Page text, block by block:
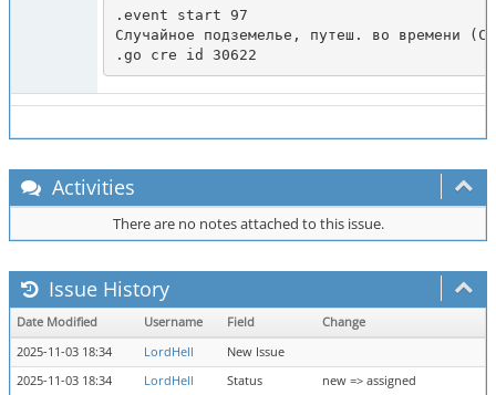
.event start 97
Случайное подземелье, путеш. во времени
Activities
There are no notes attached to this issue.
Issue History
Date Modified Username Field
Change
2025-11-03 18:34
LordHell
New Issue
2025-11-03 18:34
LordHell Status new => assigned